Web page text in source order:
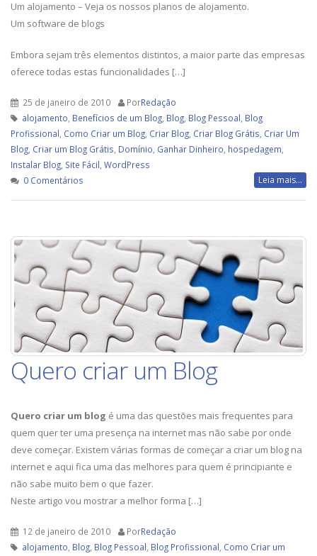
Um alojamento – Veja os nossos planos de alojamento.
Um software de blogs
Embora sejam três elementos distintos, a maior parte das empresas
oferece todas estas funcionalidades […]
25 de janeiro de 2010 PorRedação
alojamento Benefícios de um Blog Blog Blog Pessoal Blog
Profissional Como Criar um Blog Criar Blog Criar Blog Grátis Criar Um
Blog Criar um Blog Grátis Domínio Ganhar Dinheiro hospedagem
Instalar Blog Site Fácil WordPress
0 Comentários
Leia mais...
Quero criar um Blog
Quero criar um blog é uma das questões mais frequentes para
quem quer ter uma presença na internet mas não sabe por onde
deve começar. Existem várias formas de começar a criar um blog na
internet e aqui fica uma das melhores para quem é principiante e
não sabe muito bem o que fazer.
Neste artigo vou mostrar a melhor forma […]
12 de janeiro de 2010 PorRedação
alojamento, Blog, Blog Pessoal, Blog Profissional, Como Criar um